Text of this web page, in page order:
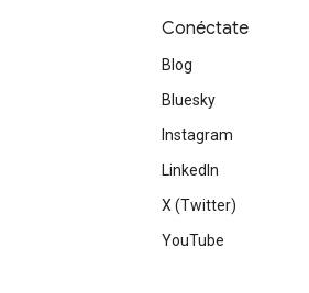
Conéctate
Blog
Bluesky
Instagram
LinkedIn
X (Twitter)
YouTube